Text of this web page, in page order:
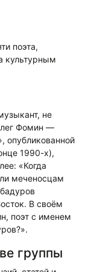
поэта,
культурным
не
Фомин —
опубликованной
1990-х),
«Когда
меченосцам
В своём
поэт с именем
группы